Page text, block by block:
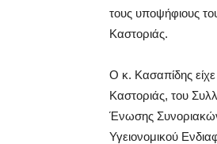
τους υποψήφιους
Καστοριάς.
Ο κ. Κασαπίδης
Καστοριάς, του
Ένωσης
Υγειονομικού